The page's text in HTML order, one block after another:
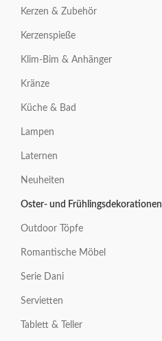
Kerzen & Zubehör
Kerzenspieße
Klim-Bim & Anhänger
Kränze
Küche & Bad
Lampen
Laternen
Neuheiten
Oster- und Frühlingsdekorationen
Outdoor Töpfe
Romantische Möbel
Serie Dani
Servietten
Tablett & Teller